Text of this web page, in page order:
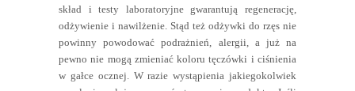
skład i testy laboratoryjne gwarantują regenerację,
odżywienie i nawilżenie. Stąd też odżywki do rzęs nie
powinny powodować podrażnień, alergii, a już na
pewno nie mogą zmieniać koloru tęczówki i ciśnienia
w gałce ocznej. W razie wystąpienia jakiegokolwiek